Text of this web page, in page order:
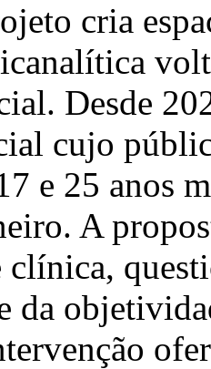
cria
Desde
cujo
e 25 anos
A
clínica,
da